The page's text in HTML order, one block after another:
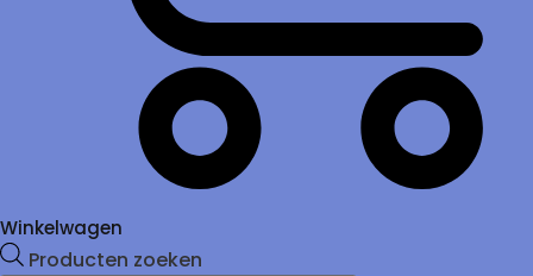
Winkelwagen
Producten zoeken